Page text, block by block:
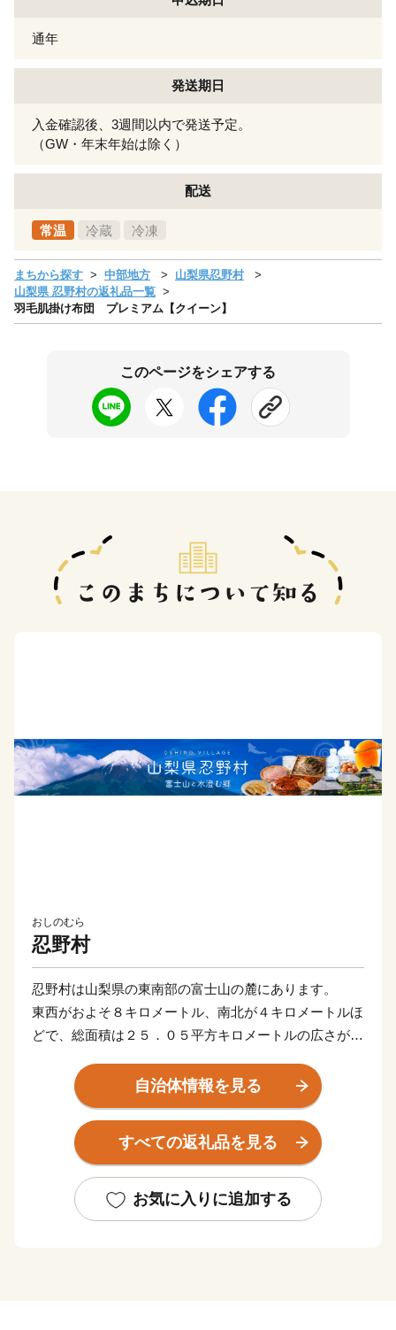
通年
発送期日
入金確認後、3週間以内で発送予定。
（GW・年末年始は除く）
配送
常温 冷蔵 冷凍
まちから探す 中部地方
山梨県忍野村
山梨県 忍野村の返礼品一覧
羽毛肌掛け布団 プレミアム【クイーン】
このページをシェアする
おしのむら
忍野村
忍野村は山梨県の東南部の富士山の麓にあります。
東西がおよそ８キロメートル、南北が４キロメートルほ
どで、総面積は２５．０５平方キロメートルの広さがあ
南西に富士山の裾野が広がり、北には山梨県百名山の杓
子山、東にも山梨百名山の石割山といった山々に囲まれ
た標高９３６メートルの所にある高原の村です。
山中湖から流れ出る桂川とその支流に新名庄川の２つの
に登録された世界文化遺産の構成資産の忍野八海があ
り、富士を配した美しい景観、大陸性のさわやかな気
自治体情報を見る
すべての返礼品を見る
お気に入りに追加する